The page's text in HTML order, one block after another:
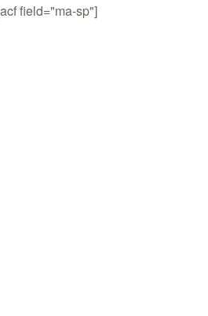
field="ma-sp"]